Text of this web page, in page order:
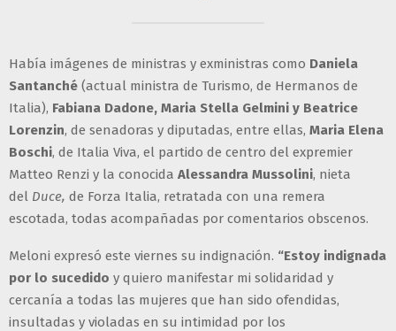
Había imágenes de ministras y exministras como Daniela
Santanché (actual ministra de Turismo, de Hermanos de
Italia), Fabiana Dadone, Maria Stella Gelmini y Beatrice
Lorenzin, de senadoras y diputadas, entre ellas, Maria Elena
Boschi, de Italia Viva, el partido de centro del expremier
Matteo Renzi y la conocida Alessandra Mussolini, nieta
del Duce, de Forza Italia, retratada con una remera
escotada, todas acompañadas por comentarios obscenos.
Meloni expresó este viernes su indignación. “Estoy indignada
por lo sucedido y quiero manifestar mi solidaridad y
cercanía a todas las mujeres que han sido ofendidas,
insultadas y violadas en su intimidad por los